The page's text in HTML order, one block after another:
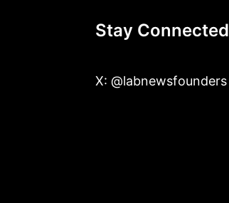
Stay Connected
X: @labnewsfounders